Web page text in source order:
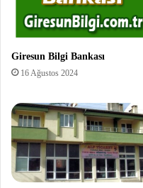
Giresun Bilgi Bankası
16 Ağustos 2024